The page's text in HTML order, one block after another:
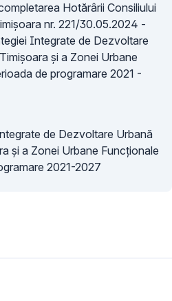
Hotărârii Consiliului
nr. 221/30.05.2024 -
Integrate de Dezvoltare
și a Zonei Urbane
de programare 2021 -
de Dezvoltare Urbană
și a Zonei Urbane Funcționale
2021-2027